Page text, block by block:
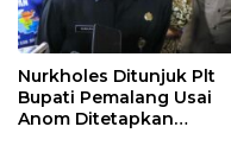
Nurkholes Ditunjuk Plt
Bupati Pemalang Usai
Anom Ditetapkan